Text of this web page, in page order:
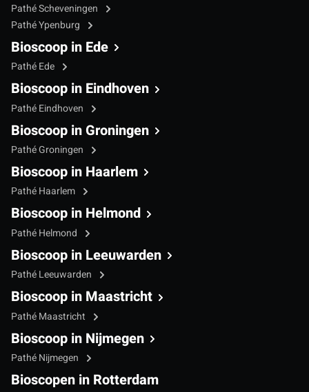
Pathé Scheveningen
Pathé Ypenburg
Bioscoop in Ede
Pathé Ede
Bioscoop in Eindhoven
Pathé Eindhoven
Bioscoop in Groningen
Pathé Groningen
Bioscoop in Haarlem
Pathé Haarlem
Bioscoop in Helmond
Pathé Helmond
Bioscoop in Leeuwarden
Pathé Leeuwarden
Bioscoop in Maastricht
Pathé Maastricht
Bioscoop in Nijmegen
Pathé Nijmegen
Bioscopen in Rotterdam